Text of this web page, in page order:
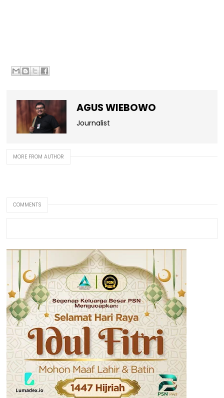
AGUS WIEBOWO
Journalist
MORE FROM AUTHOR
COMMENTS